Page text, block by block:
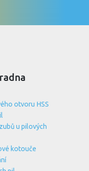
otvoru HSS
u pilových
kotouče